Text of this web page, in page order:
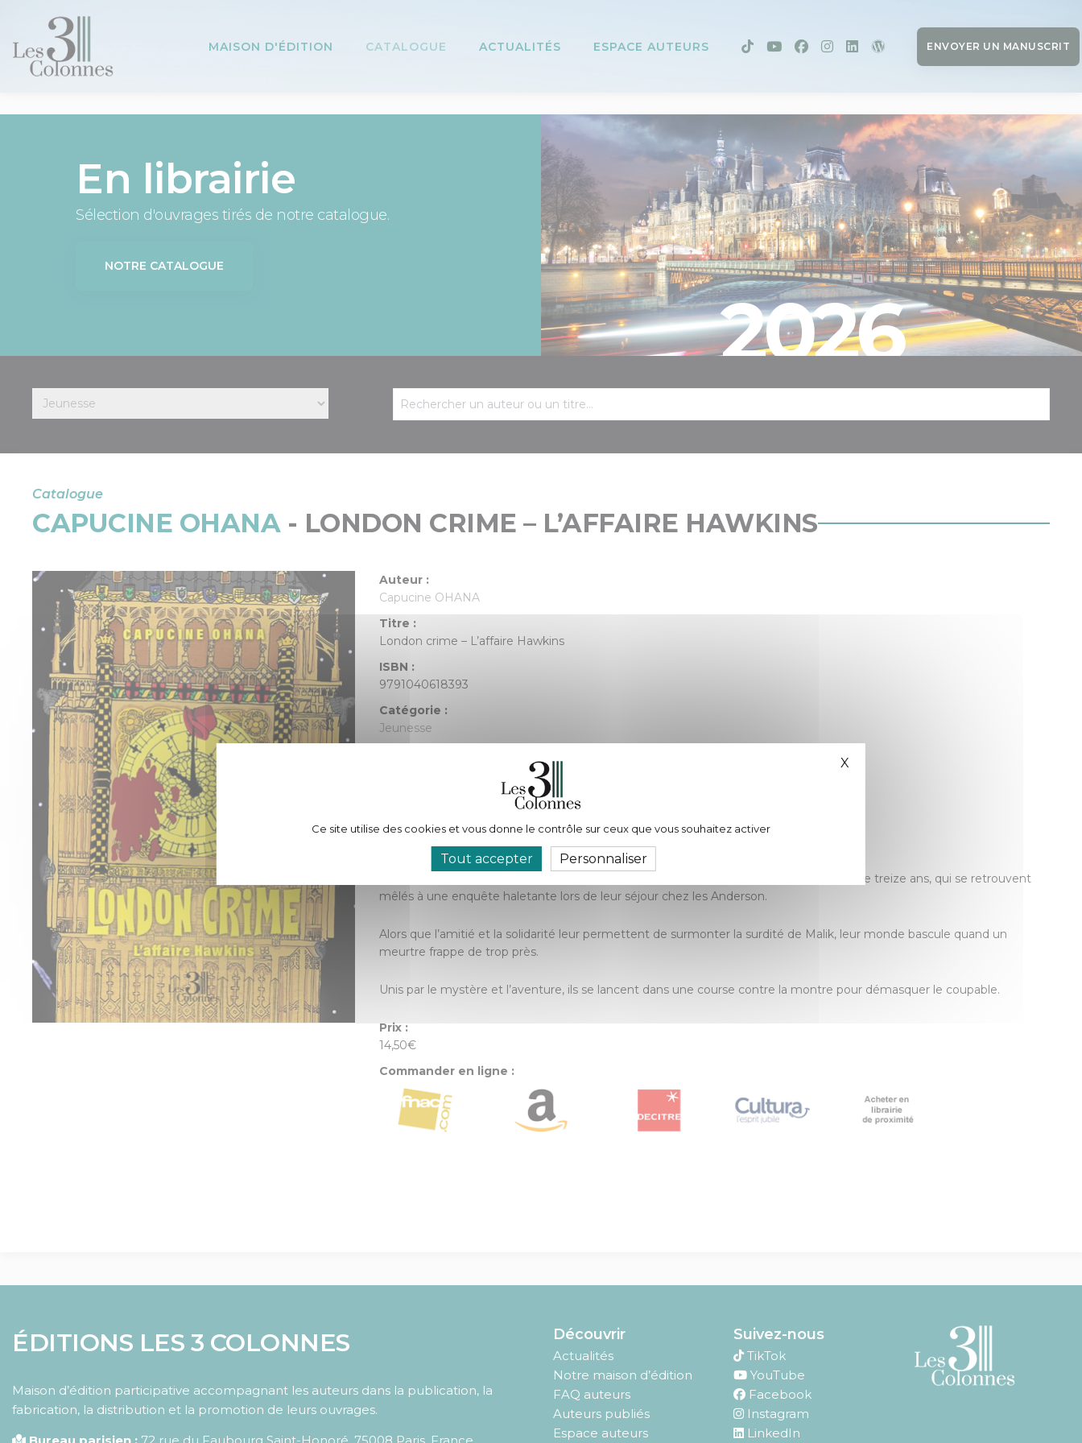
MAISON D'ÉDITION CATALOGUE ACTUALITÉS ESPACE AUTEURS ENVOYER UN MANUSCRIT
En librairie
Sélection d'ouvrages tirés de notre catalogue.
NOTRE CATALOGUE
2026
Catalogue
CAPUCINE OHANA- LONDON CRIME – L’AFFAIRE HAWKINS
Auteur :
Capucine OHANA
Titre :
London crime – L’affaire Hawkins
ISBN :
9791040618393
Catégorie :
Jeunesse
Plongez dans les rues brumeuses de Londres avec Charlie et Malik, jumeaux français de treize ans, qui se retrouvent
mêlés à une enquête haletante lors de leur séjour chez les Anderson.
Alors que l’amitié et la solidarité leur permettent de surmonter la surdité de Malik, leur monde bascule quand un
meurtre frappe de trop près.
Unis par le mystère et l’aventure, ils se lancent dans une course contre la montre pour démasquer le coupable.
Prix :
14,50€
Commander en ligne :
ÉDITIONS LES 3 COLONNES
Maison d’édition participative accompagnant les auteurs dans la publication, la
fabrication, la distribution et la promotion de leurs ouvrages.
Bureau parisien : 72 rue du Faubourg Saint-Honoré 75008 Paris France
Découvrir
Actualités
Notre maison d’édition
FAQ auteurs
Auteurs publiés
Espace auteurs
Suivez-nous
TikTok
YouTube
Facebook
Instagram
LinkedIn
Ce site utilise des cookies et vous donne le contrôle sur ceux que vous souhaitez activer
Tout accepter Personnaliser
X